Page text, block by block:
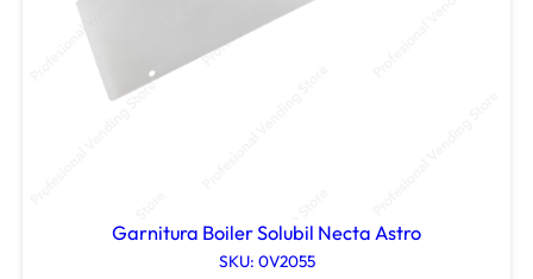
Garnitura Boiler Solubil Necta Astro
SKU: 0V2055